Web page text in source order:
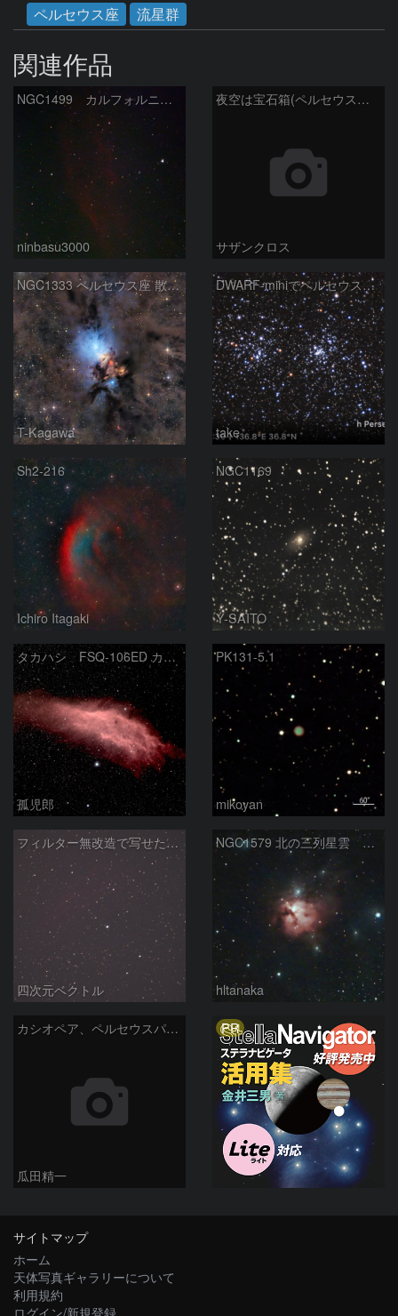
ペルセウス座
流星群
関連作品
NGC1499 カルフォルニア星雲
ninbasu3000
夜空は宝石箱(ペルセウス座 NGC1491) Seestar50
サザンクロス
NGC1333 ペルセウス座 散光星雲
T-Kagawa
DWARF-miniでペルセウス座の二重星団
take
Sh2-216
Ichiro Itagaki
NGC1169
Y-SAITO
タカハシ FSQ-106ED カリフォルニア星雲
孤児郎
PK131-5.1
mikoyan
フィルター無改造で写せたカリフォルニア星雲
四次元ベクトル
NGC1579 北の三列星雲 ペルセウス座
hltanaka
カシオペア、ペルセウスパノラマ
瓜田精一
PR
サイトマップ
ホーム
天体写真ギャラリーについて
利用規約
ログイン/新規登録